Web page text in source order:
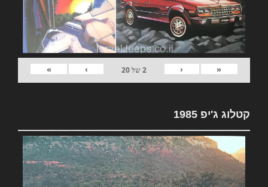
«
‹
2של20
›
»
קטלוג ג'יפ 1985